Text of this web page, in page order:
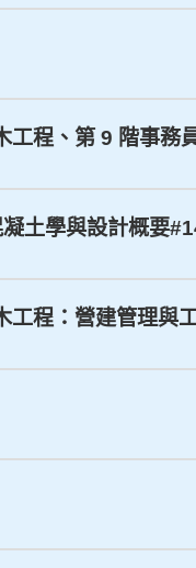
程、第 9 階事務
土學與設計概要
程：營建管理與